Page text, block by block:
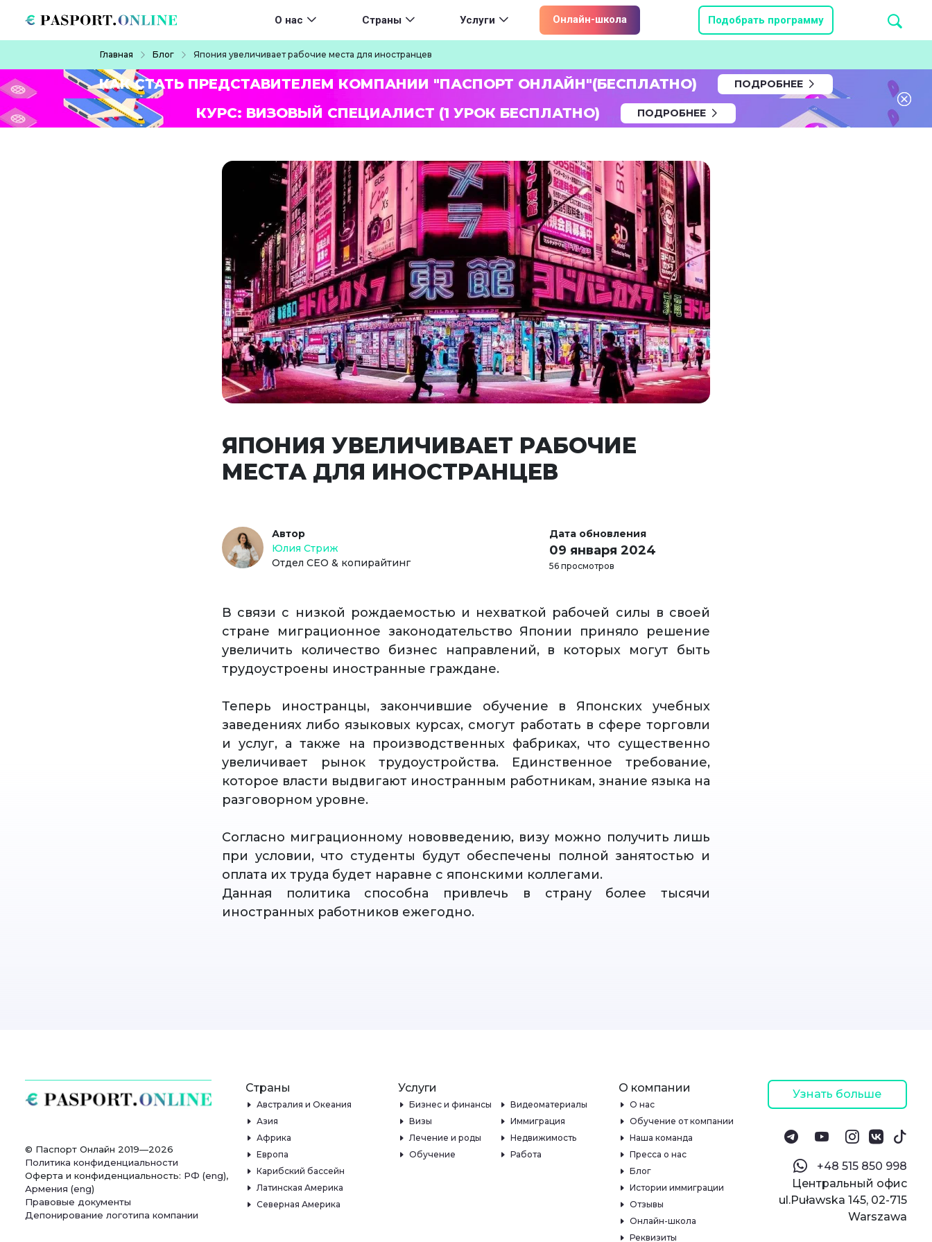
Main navigation
О нас Страны Услуги Онлайн-школа Подобрать программу
Главная Блог Япония увеличивает рабочие места для иностранцев
КАК СТАТЬ ПРЕДСТАВИТЕЛЕМ КОМПАНИИ "ПАСПОРТ ОНЛАЙН"(БЕСПЛАТНО) ПОДРОБНЕЕ
КУРС: ВИЗОВЫЙ СПЕЦИАЛИСТ (1 УРОК БЕСПЛАТНО) ПОДРОБНЕЕ
ЯПОНИЯ УВЕЛИЧИВАЕТ РАБОЧИЕ
МЕСТА ДЛЯ ИНОСТРАНЦЕВ
Автор
Юлия Стриж
Отдел СЕО & копирайтинг
Дата обновления
09 января 2024
56 просмотров
В связи с низкой рождаемостью и нехваткой рабочей силы в своей
стране миграционное законодательство Японии приняло решение
увеличить количество бизнес направлений, в которых могут быть
трудоустроены иностранные граждане.
Теперь иностранцы, закончившие обучение в Японских учебных
заведениях либо языковых курсах, смогут работать в сфере торговли
и услуг, а также на производственных фабриках, что существенно
увеличивает рынок трудоустройства. Единственное требование,
которое власти выдвигают иностранным работникам, знание языка на
разговорном уровне.
Согласно миграционному нововведению, визу можно получить лишь
при условии, что студенты будут обеспечены полной занятостью и
оплата их труда будет наравне с японскими коллегами.
Данная политика способна привлечь в страну более тысячи
иностранных работников ежегодно.
© Паспорт Онлайн 2019—2026
Политика конфиденциальности
Оферта и конфиденциальность: РФ (eng),
Армения (eng)
Правовые документы
Депонирование логотипа компании
Страны
Австралия и Океания
Азия
Африка
Европа
Карибский бассейн
Латинская Америка
Северная Америка
Услуги
Бизнес и финансы
Видеоматериалы
Визы
Иммиграция
Лечение и роды
Недвижимость
Обучение
Работа
О компании
О нас
Обучение от компании
Наша команда
Пресса о нас
Блог
Истории иммиграции
Отзывы
Онлайн-школа
Реквизиты
Узнать больше
‪+48 515 850 998‬
Центральный офис
ul.Puławska 145, 02-715
Warszawa